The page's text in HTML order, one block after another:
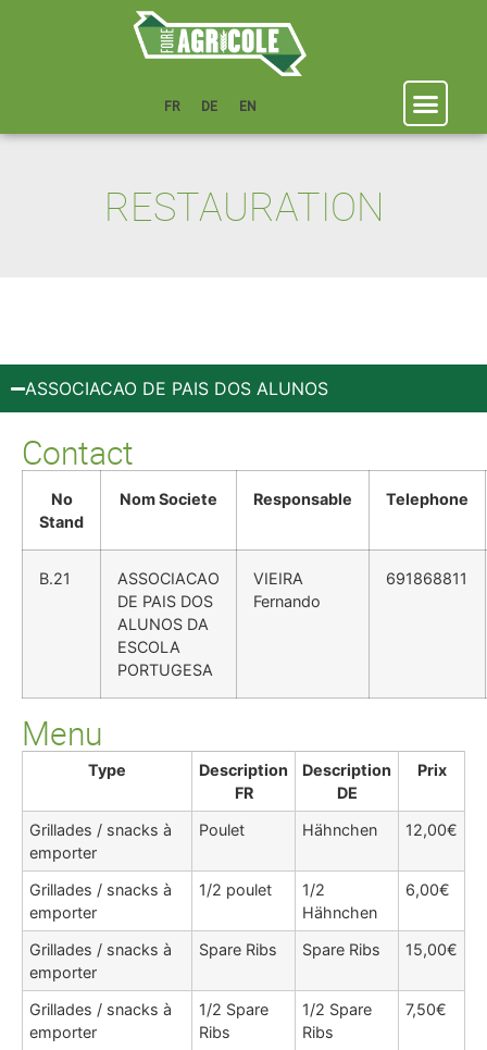
FR DE EN
RESTAURATION
ASSOCIACAO DE PAIS DOS ALUNOS
Contact
No
Stand
Nom Societe Responsable Telephone
B.21
ASSOCIACAO
DE PAIS DOS
ALUNOS DA
ESCOLA
PORTUGESA
VIEIRA
Fernando
691868811
Menu
Type
Description
FR
Description
DE
Prix
Grillades / snacks à
emporter
Poulet Hähnchen 12,00€
Grillades / snacks à
emporter
1/2 poulet
1/2
Hähnchen
6,00€
Grillades / snacks à
emporter
Spare Ribs Spare Ribs 15,00€
Grillades / snacks à
emporter
1/2 Spare
Ribs
1/2 Spare
Ribs
7,50€